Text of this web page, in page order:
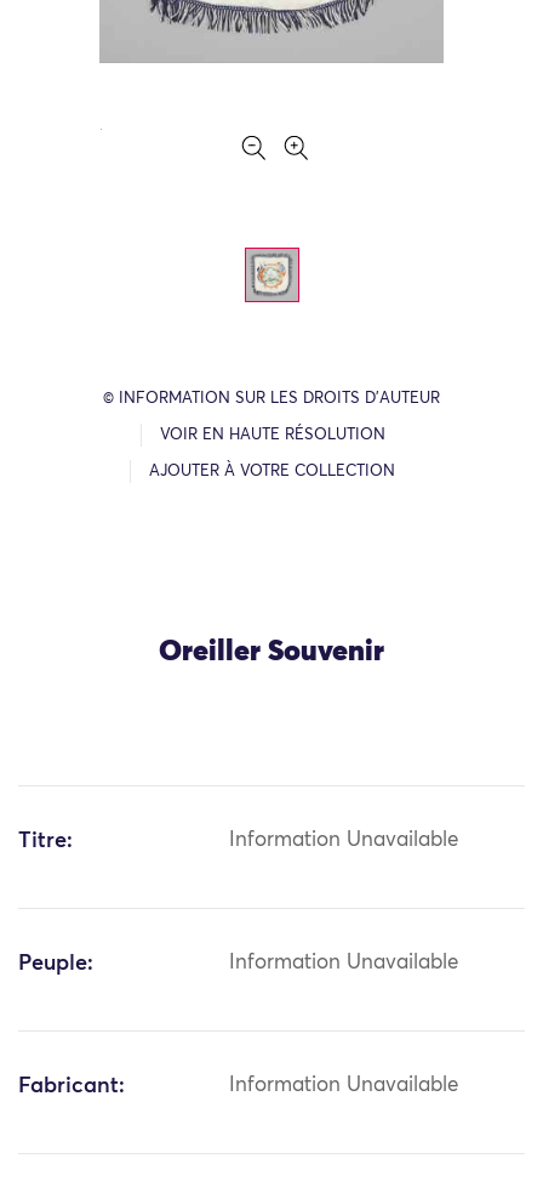
© INFORMATION SUR LES DROITS D’AUTEUR
VOIR EN HAUTE RÉSOLUTION
AJOUTER À VOTRE COLLECTION
Oreiller Souvenir
Titre: Information Unavailable
Peuple: Information Unavailable
Fabricant: Information Unavailable